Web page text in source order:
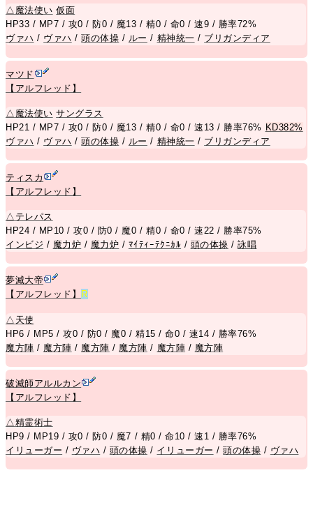
△ 魔法使い 仮面
HP33 / MP7 / 攻0 / 防0 / 魔13 / 精0 / 命0 / 速9 / 勝率72%
ヴァハ / ヴァハ /頭の体操 / ルー / 精神統一 / ブリガンディア
マツド
【アルフレッド】
△ 魔法使い サングラス
HP21 / MP7 / 攻0 / 防0 / 魔13 / 精0 / 命0 / 速13 / 勝率76% KD382%
ヴァハ / ヴァハ /頭の体操 / ルー / 精神統一 / ブリガンディア
ティスカ
【アルフレッド】
△ テレパス
HP24 / MP10 / 攻0 / 防0 / 魔0 / 精0 / 命0 / 速22 / 勝率75%
インビジ / 魔力炉 / 魔力炉 / ﾏｲﾃｨｰﾃｸﾆｶﾙ / 頭の体操 /詠唱
夢滅大帝
【アルフレッド】
R
△ 天使
HP6 / MP5 / 攻0 / 防0 / 魔0 / 精15 / 命0 / 速14 / 勝率76%
魔方陣 / 魔方陣 / 魔方陣 / 魔方陣 / 魔方陣 / 魔方陣
破滅師アルルカン
【アルフレッド】
△精霊術士
HP9 / MP19 / 攻0 / 防0 / 魔7 / 精0 / 命10 / 速1 / 勝率76%
イリューガー / ヴァハ / 頭の体操 / イリューガー /頭の体操 / ヴァハ